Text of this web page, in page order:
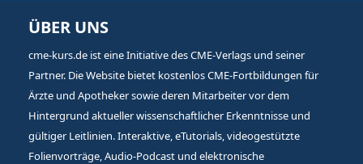
ÜBER UNS
cme-kurs.de ist eine Initiative des CME-Verlags und seiner
Partner. Die Website bietet kostenlos CME-Fortbildungen für
Ärzte und Apotheker sowie deren Mitarbeiter vor dem
Hintergrund aktueller wissenschaftlicher Erkenntnisse und
gültiger Leitlinien. Interaktive, eTutorials, videogestützte
Folienvorträge, Audio-Podcast und elektronische